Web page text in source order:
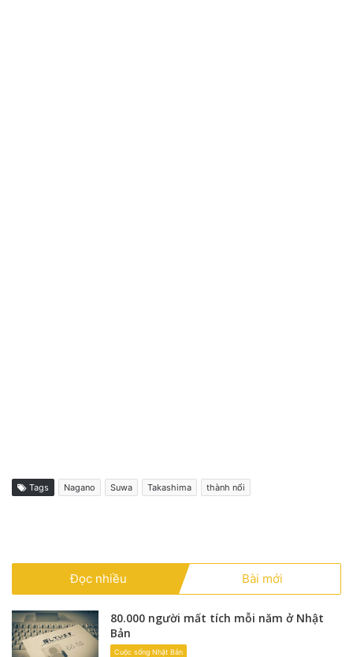
Tags Nagano Suwa Takashima thành nổi
Đọc nhiều Bài mới
80.000 người mất tích mỗi năm ở Nhật
Bản
Cuộc sống Nhật Bản